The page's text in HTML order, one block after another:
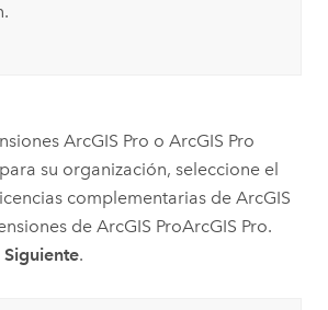
ArcGIS Pro o ArcGIS Pro
su organización, seleccione el
complementarias de ArcGIS
de ArcGIS ProArcGIS Pro.
Siguiente.